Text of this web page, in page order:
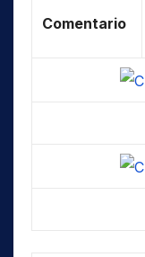
Comentario